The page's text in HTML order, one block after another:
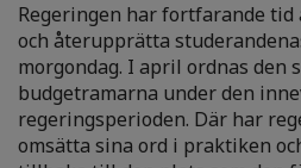
Regeringen har fortfarande
och återupprätta
morgondag. I april ordnas den
budgetramarna under den
regeringsperioden. Där har
omsätta sina ord i praktiken